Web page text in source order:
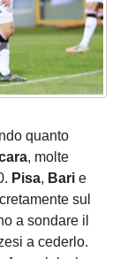
quanto
, molte
Pisa, Bari e
sul
a sondare il
a cederlo.